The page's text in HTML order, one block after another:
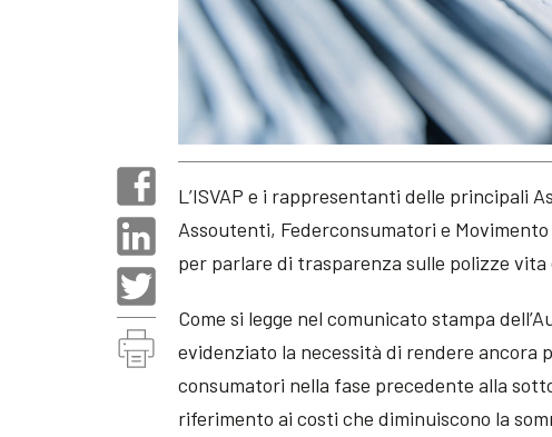
L’ISVAP e i rappresentanti delle principali
Assoutenti, Federconsumatori e
per parlare di trasparenza sulle polizze vita
Come si legge nel comunicato stampa
evidenziato la necessità di rendere ancora
consumatori nella fase precedente alla
riferimento ai costi che diminuiscono la